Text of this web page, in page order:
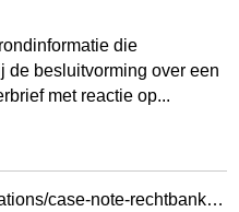
die
de besluitvorming over een
met reactie op...
https://research.vu.nl/en/publications/case-note-rechtbank-s-gravenhage-rechtseenheidkamer-2/